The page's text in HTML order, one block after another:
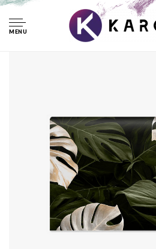
MENU
Fotobehang - Wit en groene
print, inclusief behanglijm